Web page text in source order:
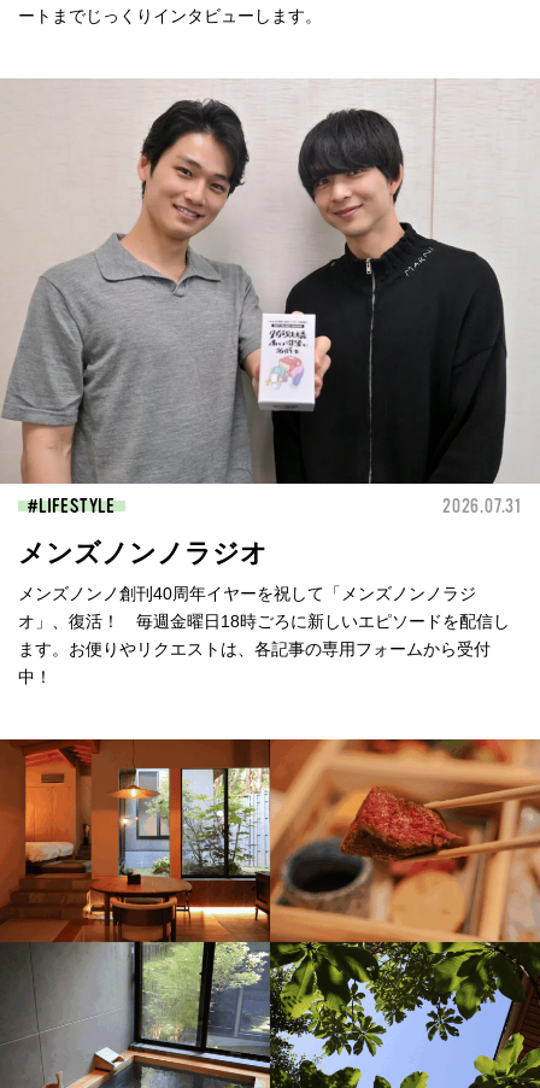
ートまでじっくりインタビューします。
LIFESTYLE 2026.07.31
メンズノンノラジオ
メンズノンノ創刊40周年イヤーを祝して「メンズノンノラジ
オ」、復活！ 毎週金曜日18時ごろに新しいエピソードを配信し
ます。お便りやリクエストは、各記事の専用フォームから受付
中！